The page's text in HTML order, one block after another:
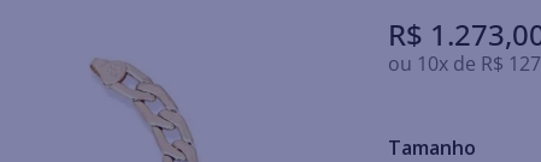
R$ 1.273,
ou 10x de R$ 127
Tamanho